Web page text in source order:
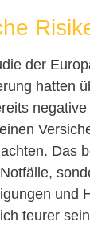
der
hatten
Das
und
teurer